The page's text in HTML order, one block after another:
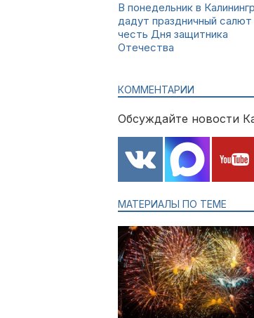
В понедельник в
дадут праздничный салют
честь Дня защитника
Отечества
КОММЕНТАРИИ
Обсуждайте новости
МАТЕРИАЛЫ ПО ТЕМЕ